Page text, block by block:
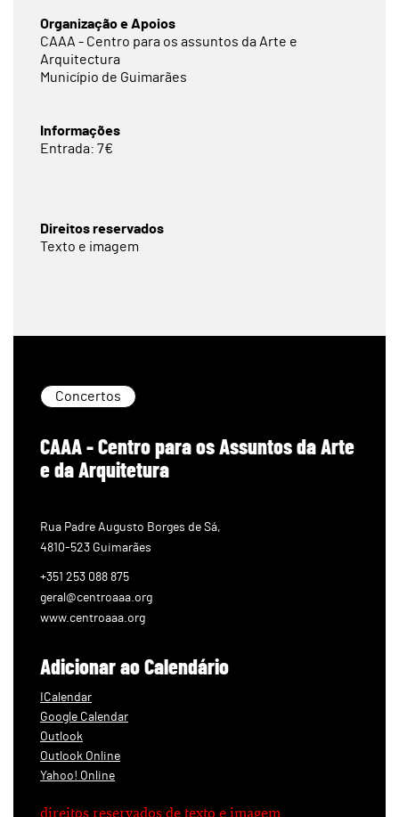
Organização e Apoios
CAAA - Centro para os assuntos da Arte e
Arquitectura
Município de Guimarães
Informações
Entrada: 7€
Direitos reservados
Texto e imagem
Concertos
CAAA - Centro para os Assuntos da Arte
e da Arquitetura
Rua Padre Augusto Borges de Sá,
4810-523 Guimarães
+351 253 088 875
geral@centroaaa.org
www.centroaaa.org
Adicionar ao Calendário
ICalendar
Google Calendar
Outlook
Outlook Online
Yahoo! Online
direitos reservados de texto e imagem